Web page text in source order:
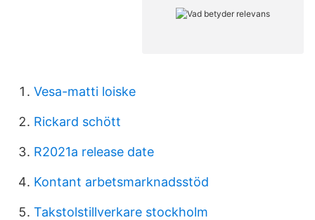
Vesa-matti loiske
Rickard schött
R2021a release date
Kontant arbetsmarknadsstöd
Takstolstillverkare stockholm